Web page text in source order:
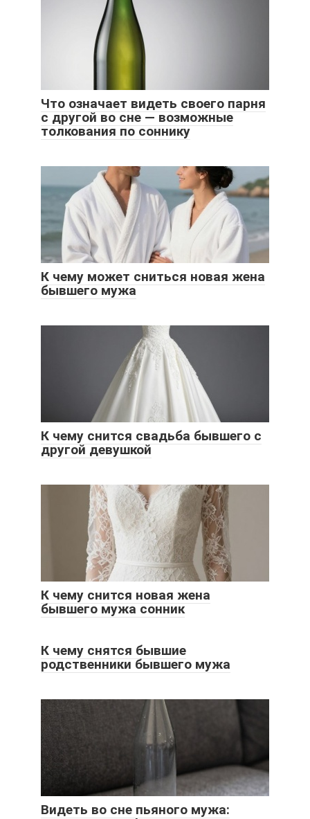
Что означает видеть своего парня
с другой во сне — возможные
толкования по соннику
К чему может сниться новая жена
бывшего мужа
К чему снится свадьба бывшего с
другой девушкой
К чему снится новая жена
бывшего мужа сонник
К чему снятся бывшие
родственники бывшего мужа
Видеть во сне пьяного мужа: